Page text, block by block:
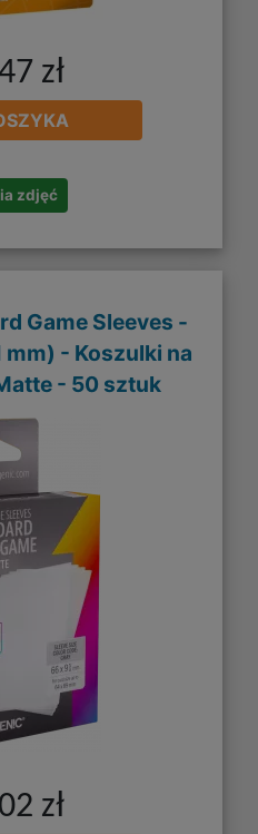
zł
zdjęć
Game Sleeves -
- Koszulki na
- 50 sztuk
zł